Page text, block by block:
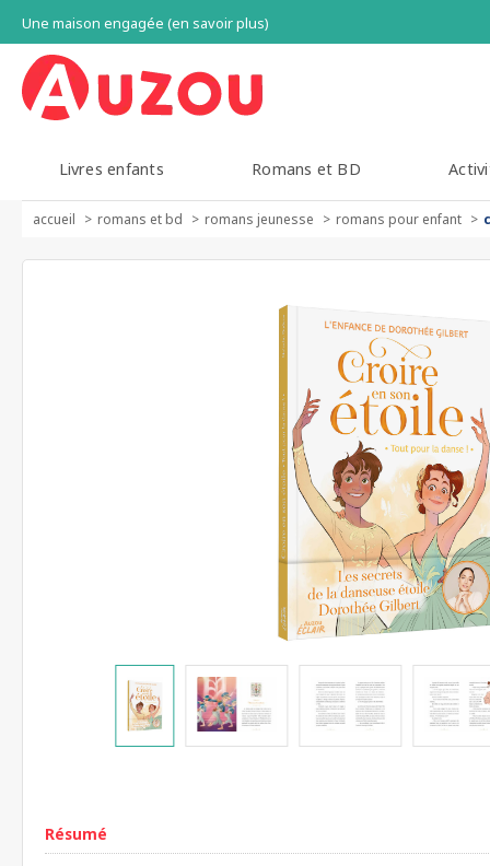
Une maison engagée (en savoir plus)
Livres enfants Romans et BD
accueil romans et bd romans jeunesse romans pour enfant
Résumé